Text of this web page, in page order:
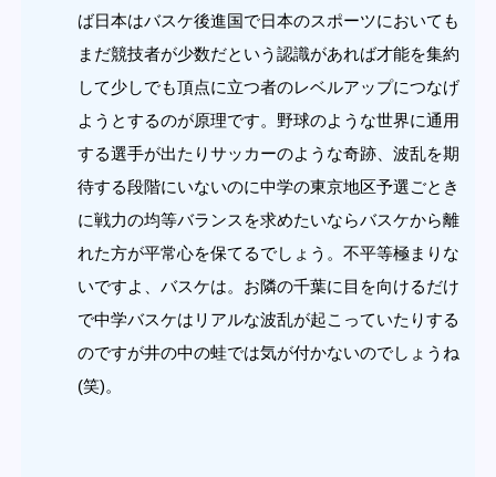
ば日本はバスケ後進国で日本のスポーツにおいても
まだ競技者が少数だという認識があれば才能を集約
して少しでも頂点に立つ者のレベルアップにつなげ
ようとするのが原理です。野球のような世界に通用
する選手が出たりサッカーのような奇跡、波乱を期
待する段階にいないのに中学の東京地区予選ごとき
に戦力の均等バランスを求めたいならバスケから離
れた方が平常心を保てるでしょう。不平等極まりな
いですよ、バスケは。お隣の千葉に目を向けるだけ
で中学バスケはリアルな波乱が起こっていたりする
のですが井の中の蛙では気が付かないのでしょうね
(笑)。